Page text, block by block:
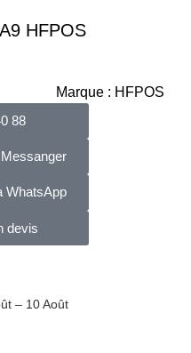
HFPOS
Marque : HFPOS
88
WhatsApp
devis
– 10 Août